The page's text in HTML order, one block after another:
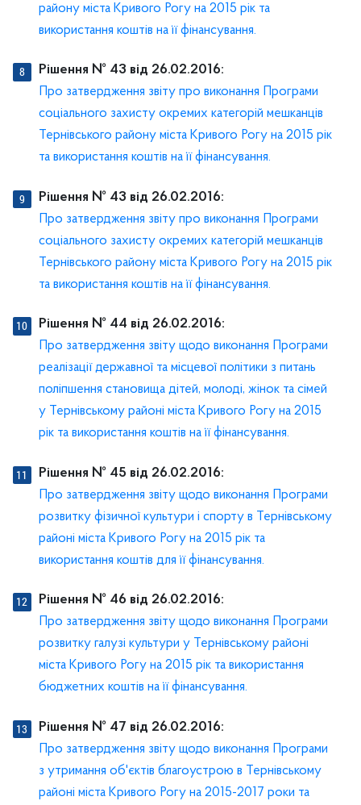
району міста Кривого Рогу на 2015 рік та
використання коштів на її фінансування.
Рішення № 43 від 26.02.2016:
Про затвердження звіту про виконання Програми
соціального захисту окремих категорій мешканців
Тернівського району міста Кривого Рогу на 2015 рік
та використання коштів на її фінансування.
Рішення № 43 від 26.02.2016:
Про затвердження звіту про виконання Програми
соціального захисту окремих категорій мешканців
Тернівського району міста Кривого Рогу на 2015 рік
та використання коштів на її фінансування.
Рішення № 44 від 26.02.2016:
Про затвердження звіту щодо виконання Програми
реалізації державної та місцевої політики з питань
поліпшення становища дітей, молоді, жінок та сімей
у Тернівському районі міста Кривого Рогу на 2015
рік та використання коштів на її фінансування.
Рішення № 45 від 26.02.2016:
Про затвердження звіту щодо виконання Програми
розвитку фізичної культури і спорту в Тернівському
районі міста Кривого Рогу на 2015 рік та
використання коштів для її фінансування.
Рішення № 46 від 26.02.2016:
Про затвердження звіту щодо виконання Програми
розвитку галузі культури у Тернівському районі
міста Кривого Рогу на 2015 рік та використання
бюджетних коштів на її фінансування.
Рішення № 47 від 26.02.2016:
Про затвердження звіту щодо виконання Програми
з утримання об'єктів благоустрою в Тернівському
районі міста Кривого Рогу на 2015-2017 роки та